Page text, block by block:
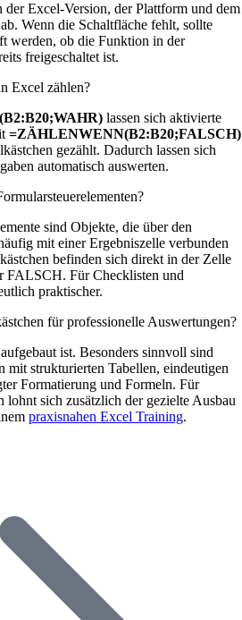
Excel-Version, der Plattform und dem
Wenn die Schaltfläche fehlt, sollte
werden, ob die Funktion in der
freigeschaltet ist.
Excel zählen?
lassen sich aktivierte
=ZÄHLENWENN(B2:B20;FALSCH)
gezählt. Dadurch lassen sich
automatisch auswerten.
sind Objekte, die über den
mit einer Ergebniszelle verbunden
befinden sich direkt in der Zelle
FALSCH. Für Checklisten und
praktischer.
für professionelle Auswertungen?
ist. Besonders sinnvoll sind
strukturierten Tabellen, eindeutigen
Formatierung und Formeln. Für
lohnt sich zusätzlich der gezielte Ausbau
praxisnahen Excel Training.